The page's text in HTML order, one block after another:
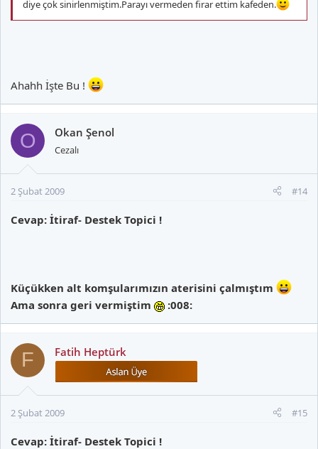
diye çok sinirlenmiştim.Parayı vermeden firar ettim kafeden.
Ahahh İşte Bu !
O Okan Şenol
Cezalı
2 Şubat 2009 #14
Cevap: İtiraf- Destek Topici !
Küçükken alt komşularımızın aterisini çalmıştım
Ama sonra geri vermiştim
:008:
F Fatih Heptürk
2 Şubat 2009 #15
Cevap: İtiraf- Destek Topici !